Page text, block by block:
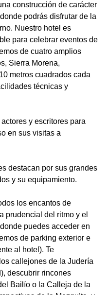
construcción de carácter
podrás disfrutar de la
Nuestro hotel es
para celebrar eventos de
de cuatro amplios
Sierra Morena,
metros cuadrados cada
técnicas y
y escritores para
en sus visitas a
destacan por sus grandes
y su equipamiento.
los encantos de
prudencial del ritmo y el
puedes acceder en
de parking exterior e
al hotel). Te
callejones de la Judería
descubrir rincones
Bailío o la Calleja de la